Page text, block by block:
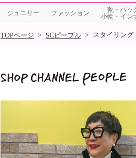
ジュエリー ファッション
靴・バッ
小物・イン
SALE
TOPページ > SCピープル > スタイリング